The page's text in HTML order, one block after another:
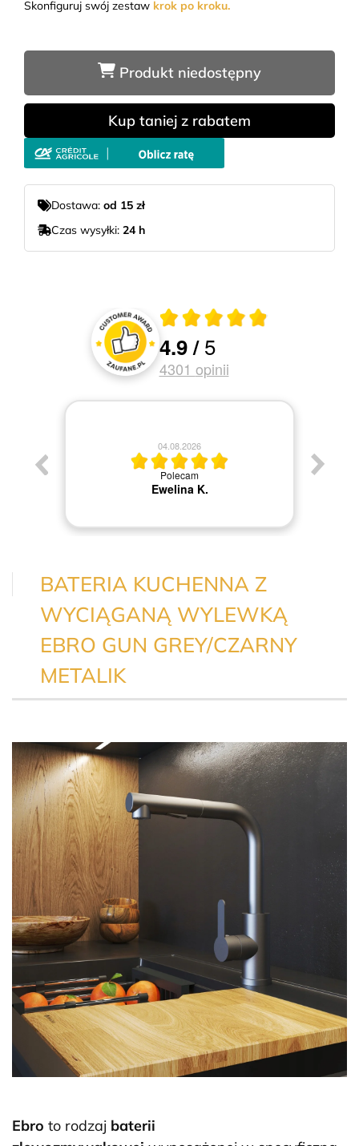
Skonfiguruj swój zestaw krok po kroku.
Produkt niedostępny
Kup taniej z rabatem
Dostawa: od 15 zł
Czas wysyłki: 24 h
Oceny i recenzje klientów
Średnia ocena 4.9 z 5
4.9/5
4301 opinii
04.08.2026
Polecam
Ewelina K.
BATERIA KUCHENNA Z
WYCIĄGANĄ WYLEWKĄ
EBRO GUN GREY/CZARNY
METALIK
Ebro to rodzaj baterii